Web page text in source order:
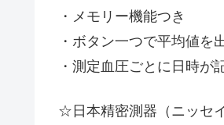
・メモリー機能つき
・ボタン一つで平均値を
・測定血圧ごとに日時が
☆日本精密測器（ニッセ